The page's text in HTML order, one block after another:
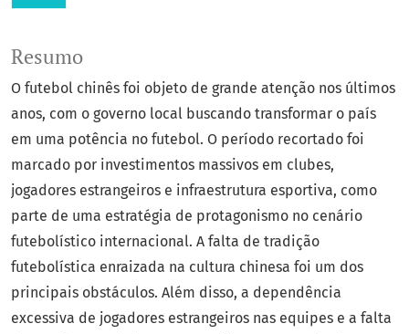
Resumo
O futebol chinês foi objeto de grande atenção nos últimos
anos, com o governo local buscando transformar o país
em uma potência no futebol. O período recortado foi
marcado por investimentos massivos em clubes,
jogadores estrangeiros e infraestrutura esportiva, como
parte de uma estratégia de protagonismo no cenário
futebolístico internacional. A falta de tradição
futebolística enraizada na cultura chinesa foi um dos
principais obstáculos. Além disso, a dependência
excessiva de jogadores estrangeiros nas equipes e a falta